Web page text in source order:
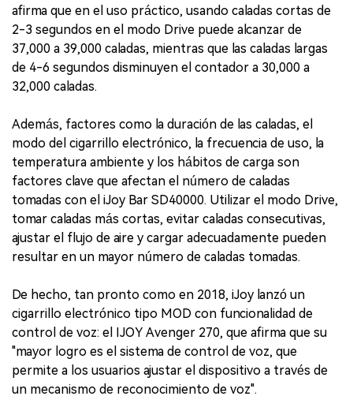
afirma que en el uso práctico, usando caladas cortas de
2-3 segundos en el modo Drive puede alcanzar de
37,000 a 39,000 caladas, mientras que las caladas largas
de 4-6 segundos disminuyen el contador a 30,000 a
32,000 caladas.
Además, factores como la duración de las caladas, el
modo del cigarrillo electrónico, la frecuencia de uso, la
temperatura ambiente y los hábitos de carga son
factores clave que afectan el número de caladas
tomadas con el iJoy Bar SD40000. Utilizar el modo Drive,
tomar caladas más cortas, evitar caladas consecutivas,
ajustar el flujo de aire y cargar adecuadamente pueden
resultar en un mayor número de caladas tomadas.
De hecho, tan pronto como en 2018, iJoy lanzó un
cigarrillo electrónico tipo MOD con funcionalidad de
control de voz: el IJOY Avenger 270, que afirma que su
"mayor logro es el sistema de control de voz, que
permite a los usuarios ajustar el dispositivo a través de
un mecanismo de reconocimiento de voz".